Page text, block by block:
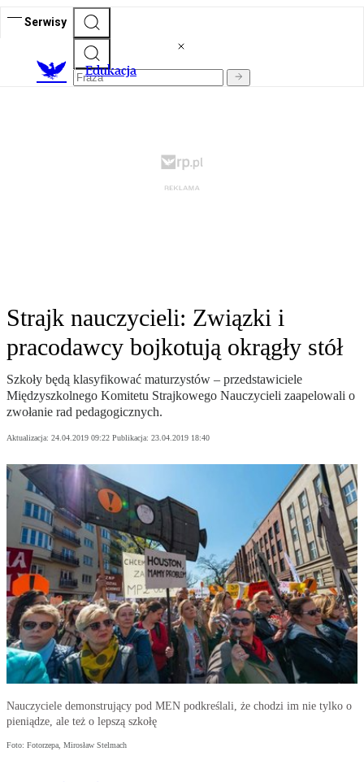
Serwisy
Edukacja
Strajk nauczycieli: Związki i
pracodawcy bojkotują okrągły stół
Szkoły będą klasyfikować maturzystów – przedstawiciele
Międzyszkolnego Komitetu Strajkowego Nauczycieli zaapelowali o
zwołanie rad pedagogicznych.
Aktualizacja: 24.04.2019 09:22 Publikacja: 23.04.2019 18:40
Nauczyciele demonstrujący pod MEN podkreślali, że chodzi im nie tylko o
pieniądze, ale też o lepszą szkołę
Foto: Fotorzepa, Mirosław Stelmach